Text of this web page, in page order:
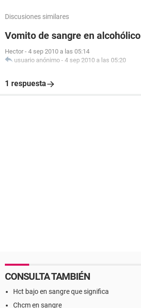
Discusiones similares
Vomito de sangre en alcohólico
Hector - 4 sep 2010 a las 05:14
usuario anónimo - 4 sep 2010 a las 05:20
1 respuesta
CONSULTA TAMBIÉN
Hct bajo en sangre que significa
Chcm en sangre